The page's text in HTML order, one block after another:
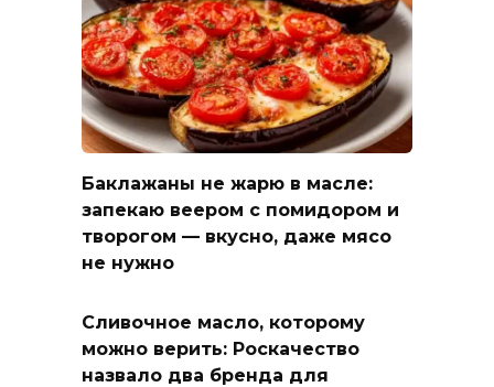
Баклажаны не жарю в масле:
запекаю веером с помидором и
творогом — вкусно, даже мясо
не нужно
Сливочное масло, которому
можно верить: Роскачество
назвало два бренда для